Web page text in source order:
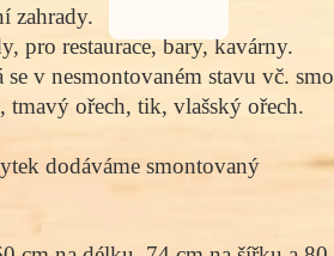
zahrady.
pro restaurace, bary, kavárny.
se v nesmontovaném stavu vč.
tmavý ořech, tik, vlašský ořech.
dodáváme smontovaný